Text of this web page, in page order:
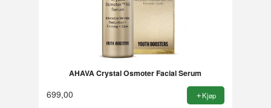
AHAVA Crystal Osmoter Facial Serum
699,00 Kjøp